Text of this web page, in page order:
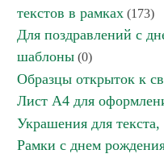
текстов в рамках (173)
Для поздравлений с
шаблоны (0)
Образцы открыток к
Лист А4 для
Украшения для
Рамки с днем